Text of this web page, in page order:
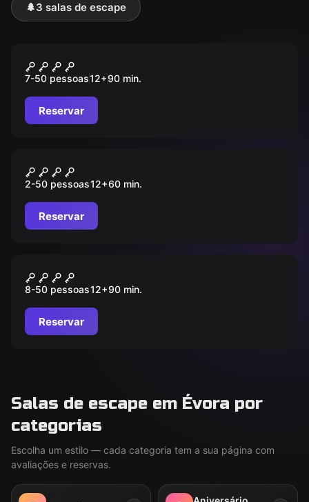
🌲3 salas de escape
CAMINHO DOS BRAVOS
7-50 pessoas12+90 min.
Reservar
O Cientista Louco
2-50 pessoas12+60 min.
Reservar
História e Glória
8-50 pessoas12+90 min.
Reservar
Salas de escape em Évora por
categorias
Escolha um estilo — cada categoria tem a sua página com
avaliações e reservas.